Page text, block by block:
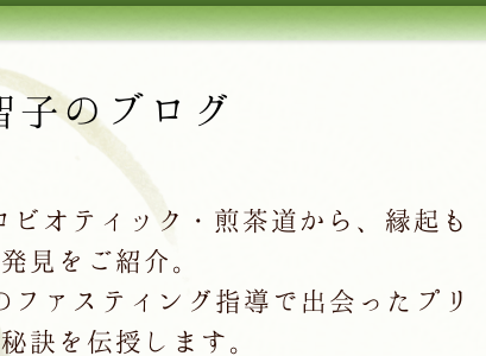
子のブログ
オティック・煎茶道から、縁起も
見をご紹介。
ファスティング指導で出会ったプリ
訣を伝授します。